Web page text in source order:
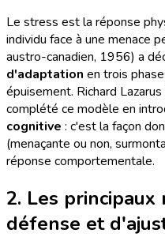
Le stress est la réponse
individu face à une menace
austro-canadien, 1956) a
d'adaptation en trois
épuisement. Richard
complété ce modèle en
cognitive : c'est la façon
(menaçante ou non,
réponse comportementale.
2. Les principaux
défense et